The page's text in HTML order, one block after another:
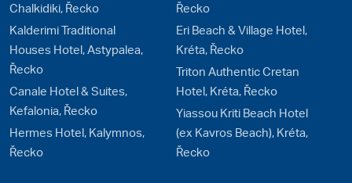
Chalkidiki, Řecko
Kalderimi Traditional
Houses Hotel, Astypalea,
Řecko
Canale Hotel & Suites,
Kefalonia, Řecko
Hermes Hotel, Kalymnos,
Řecko
Řecko
Eri Beach & Village Hotel,
Kréta, Řecko
Triton Authentic Cretan
Hotel, Kréta, Řecko
Yiassou Kriti Beach Hotel
(ex Kavros Beach), Kréta,
Řecko